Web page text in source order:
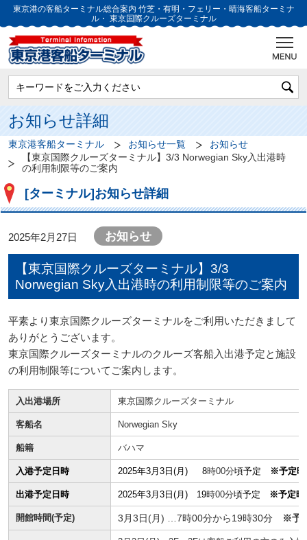
東京港の客船ターミナル総合案内 竹芝・有明・フェリー・晴海客船ターミナ
ル・ 東京国際クルーズターミナル
お知らせ詳細
東京港客船ターミナル お知らせ一覧
お知らせ
【東京国際クルーズターミナル】3/3 Norwegian Sky入出港時
の利用制限等のご案内
[ターミナル]お知らせ詳細
2025年2月27日 お知らせ
【東京国際クルーズターミナル】3/3
Norwegian Sky入出港時の利用制限等のご案内
平素より東京国際クルーズターミナルをご利用いただきまして
ありがとうございます。
東京国際クルーズターミナルのクルーズ客船入出港予定と施設
の利用制限等についてご案内します。
入出港場所 東京国際クルーズターミナル
客船名 Norwegian Sky
船籍 バハマ
入港予定日時 2025年3月3日(月) 8時00分頃予定 ※予定時
出港予定日時 2025年3月3日(月) 19時00分頃予定 ※予定時
開館時間(予定) 3月3日(月) …7時00分から19時30分 ※予